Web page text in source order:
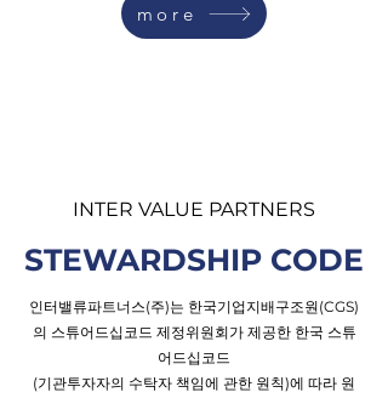
more
INTER VALUE PARTNERS
STEWARDSHIP CODE
인터밸류파트너스(주)는 한국기업지배구조원(CGS)
의 스튜어드십코드 제정위원회가 제공한 한국 스튜
어드십코드
(기관투자자의 수탁자 책임에 관한 원칙)에 따라 원